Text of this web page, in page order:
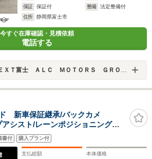
保証
保証付 整備
法定整備付
住所
静岡県富士市
今すぐ在庫確認・見積依頼
電話する
Ｔ富士 ＡＬＣ ＭＯＴＯＲＳ ＧＲＯＵＰ
新車保証継承/バックカメ
シスト/レーンポジショニングア
ットモニター/LEDヘッドライト/フ
アップルカープレイ/アンドロイド
書付 購入プラン付
支払総額 本体価格